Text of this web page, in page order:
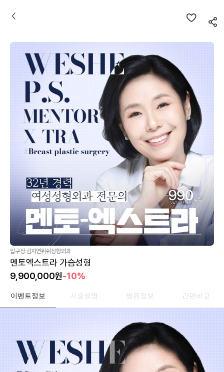
압구정·김지연위쉬성형외과
멘토엑스트라 가슴성형
9,900,000원-10%
이벤트정보 시술설명 병원정보 간편비교